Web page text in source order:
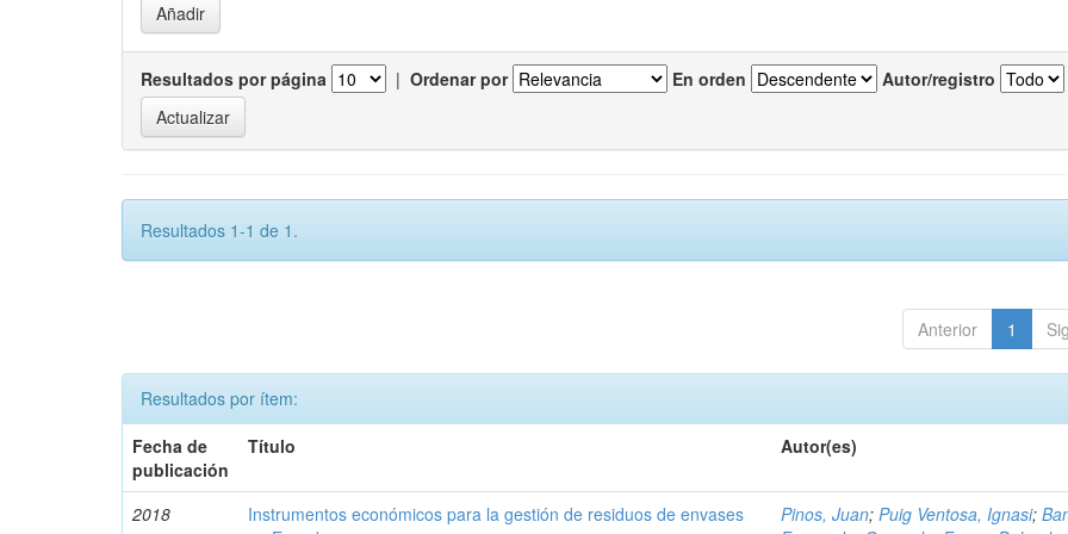
Resultados por página | Ordenar por En orden Autor/registro
Resultados 1-1 de 1.
Anterior 1
Resultados por ítem:
Fecha de
publicación
Título Autor(es)
2018
Instrumentos económicos para la gestión de residuos de envases
Pinos, Juan;Puig Ventosa, Ignasi;